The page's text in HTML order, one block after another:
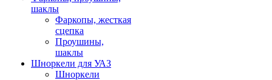
шаклы
Фаркопы, жесткая
сцепка
Проушины,
шаклы
Шноркели для УАЗ
Шноркели